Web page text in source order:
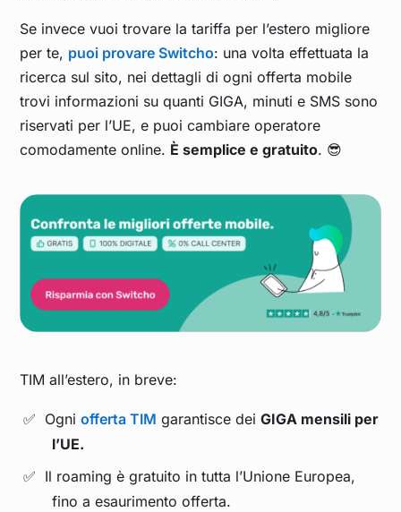
Se invece vuoi trovare la tariffa per l’estero migliore
per te, puoi provare Switcho: una volta effettuata la
ricerca sul sito, nei dettagli di ogni offerta mobile
trovi informazioni su quanti GIGA, minuti e SMS sono
riservati per l’UE, e puoi cambiare operatore
comodamente online. È semplice e gratuito. 😎
TIM all’estero, in breve:
Ogni offerta TIM garantisce dei GIGA mensili per
l’UE.
Il roaming è gratuito in tutta l’Unione Europea,
fino a esaurimento offerta.